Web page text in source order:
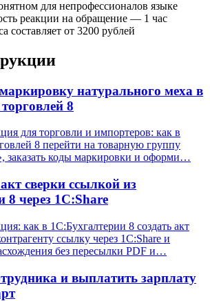
для непрофессионалов языке
реакции на обращение — 1 час
составляет от 3200 рублей
натурального меха в
8
для торговли и импортеров: как в
8 перейти на товарную группу
заказать коды маркировки и оформи…
сверки ссылкой из
8 через 1С:Share
как в 1С:Бухгалтерии 8 создать акт
ссылку через 1С:Share и
без пересылки PDF и…
и выплатить зарплату